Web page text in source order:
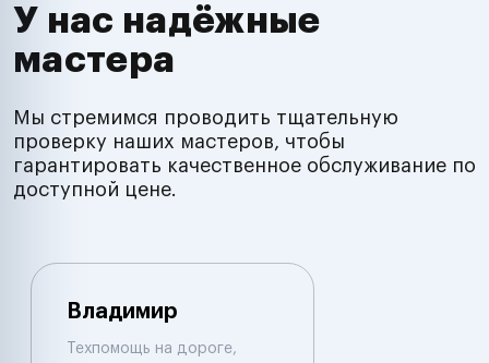
У нас надёжные
мастера
Мы стремимся проводить тщательную
проверку наших мастеров, чтобы
гарантировать качественное обслуживание по
доступной цене.
Владимир
Техпомощь на дороге,